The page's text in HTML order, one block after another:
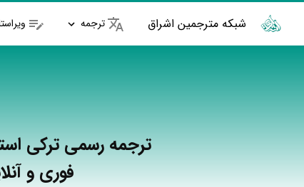
شبکه مترجمین اشراق ترجمه
ترجمه رسمی ترکی
فوری و